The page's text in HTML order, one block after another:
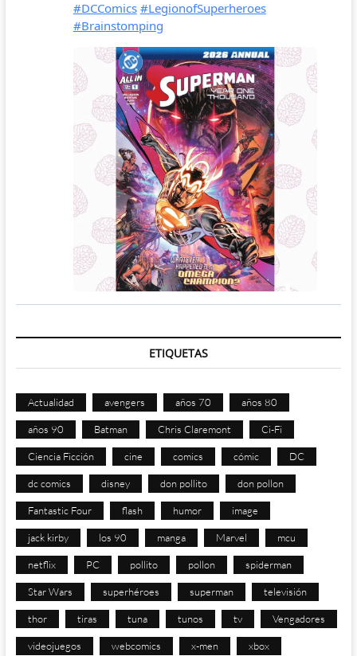
ETIQUETAS
Actualidad avengers años 70 años 80
años 90 Batman Chris Claremont Ci-Fi
Ciencia Ficción cine comics cómic DC
dc comics disney don pollito don pollon
Fantastic Four flash humor image
jack kirby los 90 manga Marvel mcu
netflix PC pollito pollon spiderman
Star Wars superhéroes superman televisión
thor tiras tuna tunos tv Vengadores
videojuegos webcomics x-men xbox